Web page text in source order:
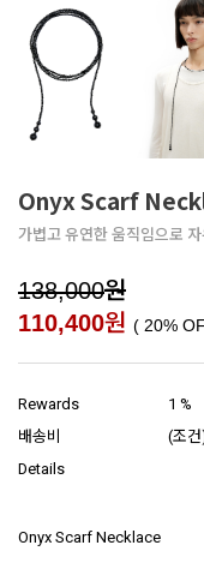
Onyx Scarf
가볍고 유연한 움직임으로
138,000원
110,400원 ( 20%
Rewards
1 %
배송비
(조
Details
Onyx Scarf Necklace